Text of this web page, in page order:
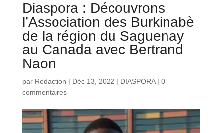
Diaspora : Découvrons
l’Association des Burkinabè
de la région du Saguenay
au Canada avec Bertrand
Naon
par Redaction | Déc 13, 2022 | DIASPORA| 0
commentaires